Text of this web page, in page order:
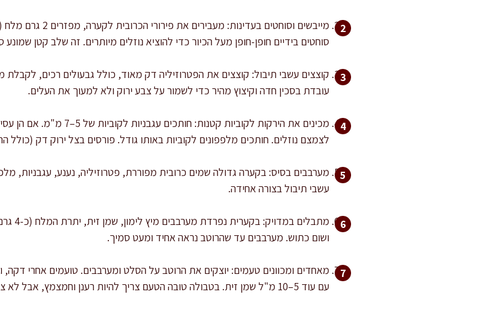
סוחטים בידיים חופן-חופן מעל הכיור כדי להוציא נוזלים מיותרים. זה שלב קטן שמונע
קוצצים עשבי תיבול: קוצצים את הפטרוזיליה דק מאוד, כולל גבעולים רכים,
עובדת בסכין חדה וקיצוץ מהיר כדי לשמור על צבע ירוק ולא למעוך את העלים.
מכינים את הירקות לקוביות
לצמצם נוזלים. חותכים מלפפונים לקוביות באותו גודל. פורסים בצל ירוק דק (כולל
מערבבים בסיס: בקערה גדולה שמים כרובית מפוררת, פטרוזיליה, נענע, עגבניות,
עשבי תיבול בצורה אחידה.
ושום כתוש. מערבבים עד שהרוטב נראה אחיד ומעט סמיך.
עם עוד 5–10 מ"ל שמן זית. בטבולה טובה הטעם צריך להיות רענן וחמצמץ, אבל לא צורב.